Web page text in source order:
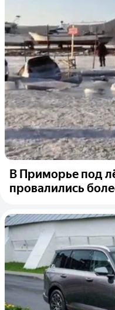
В Приморье под
провалились